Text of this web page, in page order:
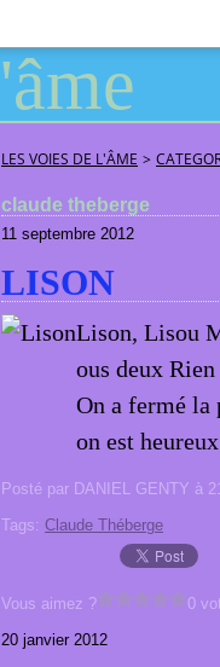
LES VOIES DE L'ÂME >
claude theberge
11 septembre 2012
LISON
Lison, Lisou
ous deux
On a fermé la
on est
Posté par DANIEL GENTY à
Tags: Claude Théberge
Vous aimez ?
0
20 janvier 2012